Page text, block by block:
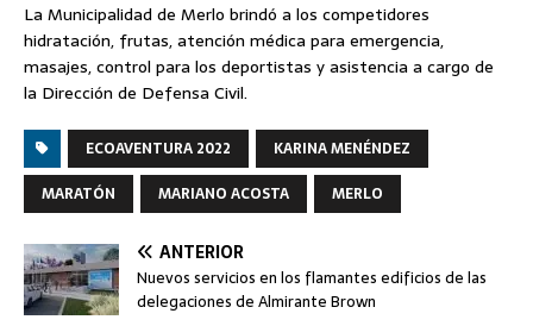
La Municipalidad de Merlo brindó a los competidores
hidratación, frutas, atención médica para emergencia,
masajes, control para los deportistas y asistencia a cargo de
la Dirección de Defensa Civil.
ECOAVENTURA 2022
KARINA MENÉNDEZ
MARATÓN
MARIANO ACOSTA MERLO
ANTERIOR
Nuevos servicios en los flamantes edificios de las
delegaciones de Almirante Brown